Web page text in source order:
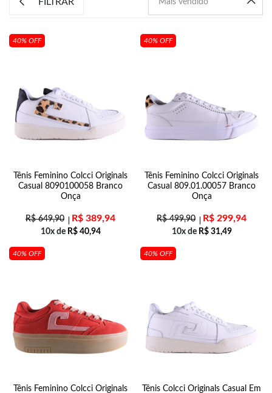
40% OFF
Tênis Feminino Colcci Originals
Casual 8090100058 Branco
Onça
R$649,90 R$ 389,94
10x de R$40,94
40% OFF
Tênis Feminino Colcci Originals
Casual 809.01.00057 Branco
Onça
R$499,90 R$ 299,94
10x de R$31,49
40% OFF
Tênis Feminino Colcci Originals
40% OFF
Tênis Colcci Originals Casual Em